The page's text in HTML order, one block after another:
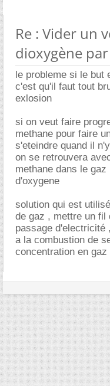
Re : Vider un
dioxygène
le probleme si le but
c'est qu'il faut tout
exlosion
si on veut faire
methane pour faire
s'eteindre quand il
on se retrouvera
methane dans le
d'oxygene
solution qui est
de gaz , mettre un fil
passage d'electricité
a la combustion de
concentration en